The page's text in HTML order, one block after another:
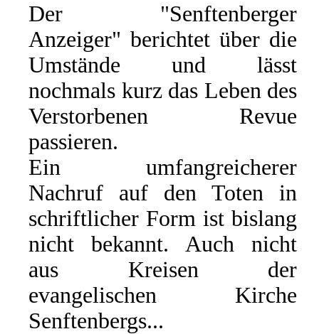
Der "Senftenberger
Anzeiger" berichtet über die
Umstände und lässt
nochmals kurz das Leben des
Verstorbenen Revue
passieren.
Ein umfangreicherer
Nachruf auf den Toten in
schriftlicher Form ist bislang
nicht bekannt. Auch nicht
aus Kreisen der
evangelischen Kirche
Senftenbergs...